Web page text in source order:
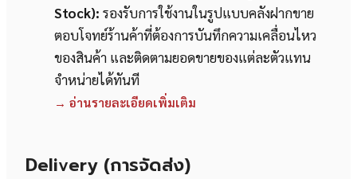
Stock): รองรับการใช้งานในรูปแบบคลังฝากขาย
ตอบโจทย์ร้านค้าที่ต้องการบันทึกความเคลื่อนไหว
ของสินค้า และติดตามยอดขายของแต่ละตัวแทน
จำหน่ายได้ทันที
→ อ่านรายละเอียดเพิ่มเติม
Delivery (การจัดส่ง)